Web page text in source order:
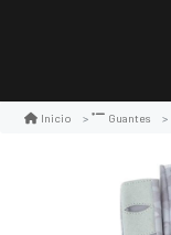
Inicio Guantes